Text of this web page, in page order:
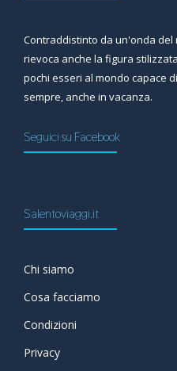
Contraddistinto da un'onda del
rievoca anche la figura
pochi esseri al mondo capace
sempre, anche in vacanza.
Seguici su Facebook
Salentoviaggi.it
Chi siamo
Cosa facciamo
Condizioni
Privacy